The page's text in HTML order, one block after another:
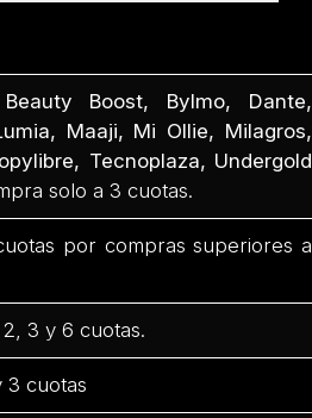
Boost, Bylmo, Dante,
Maaji, Mi Ollie, Milagros,
Tecnoplaza, Undergold
solo a 3 cuotas.
por compras superiores a
3 y 6 cuotas.
3 cuotas